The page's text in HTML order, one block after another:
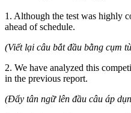
1. Although the test was highly
ahead of schedule.
(Viết lại câu bắt đầu bằng cụm
2. We have analyzed this
in the previous report.
(Đẩy tân ngữ lên đầu câu áp